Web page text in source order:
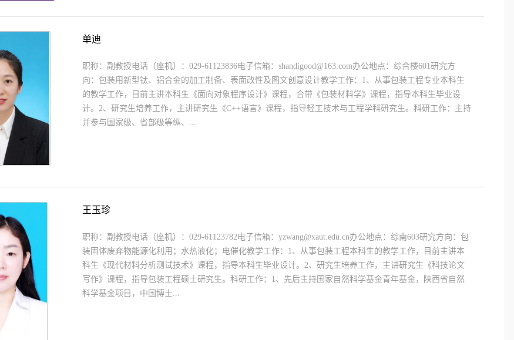
单迪
职称：副教授电话（座机）：029-61123836电子信箱：shandigood@163.com办公地点：综合楼601研究方
向：包装用新型钛、铝合金的加工制备、表面改性及图文创意设计教学工作：1、从事包装工程专业本科生
的教学工作，目前主讲本科生《面向对象程序设计》课程，合带《包装材料学》课程，指导本科生毕业设
计。2、研究生培养工作，主讲研究生《C++语言》课程，指导轻工技术与工程学科研究生。科研工作：主持
并参与国家级、省部级等纵、...
王玉珍
职称：副教授电话（座机）：029-61123782电子信箱：yzwang@xaut.edu.cn办公地点：综南603研究方向：包
装固体废弃物能源化利用；水热液化；电催化教学工作：1、从事包装工程本科生的教学工作，目前主讲本
科生《现代材料分析测试技术》课程，指导本科生毕业设计。2、研究生培养工作，主讲研究生《科技论文
写作》课程，指导包装工程硕士研究生。科研工作：1、先后主持国家自然科学基金青年基金，陕西省自然
科学基金项目，中国博士...